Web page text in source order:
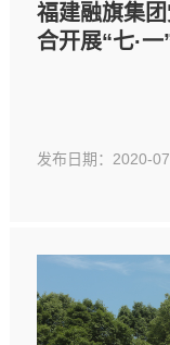
福建融旗集
合开展“七·
发布日期：2020-